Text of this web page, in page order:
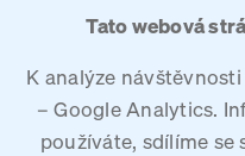
Tato webová
K analýze
– Google Analytics.
používáte, sdílíme